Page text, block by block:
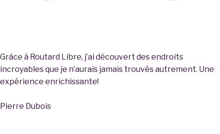
Grâce à Routard Libre, j’ai découvert des endroits
incroyables que je n’aurais jamais trouvés autrement. Une
expérience enrichissante!
Pierre Dubois